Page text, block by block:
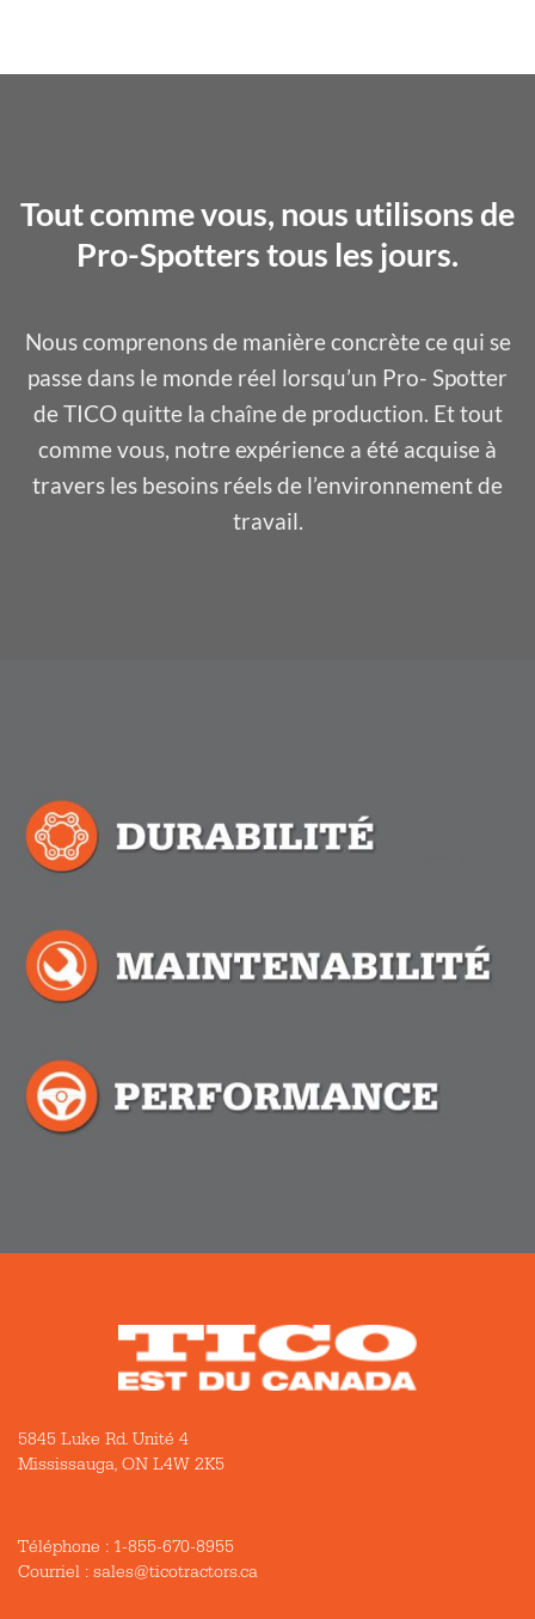
Tout comme vous, nous utilisons de
Pro-Spotters tous les jours.
Nous comprenons de manière concrète ce qui se
passe dans le monde réel lorsqu’un Pro- Spotter
de TICO quitte la chaîne de production. Et tout
comme vous, notre expérience a été acquise à
travers les besoins réels de l’environnement de
travail.
5845 Luke Rd. Unité 4
Mississauga, ON L4W 2K5
Téléphone : 1-855-670-8955
Courriel : sales@ticotractors.ca